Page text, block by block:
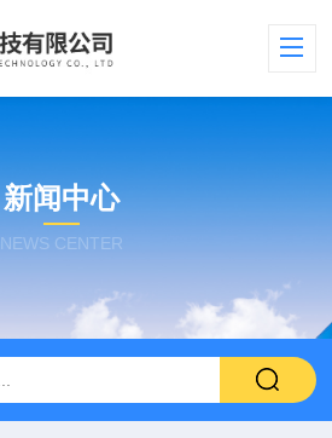
新闻中心
NEWS CENTER